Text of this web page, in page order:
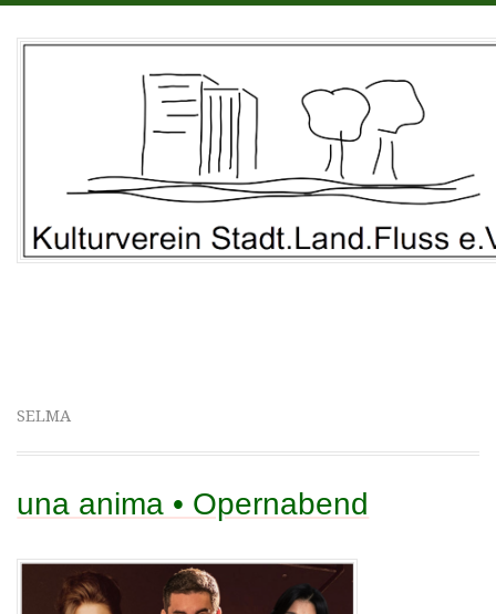
Kulturverein Stadt.Land.Fluss e.V. • Rechtern 6 • 49406
SELMA
una anima • Opernabend